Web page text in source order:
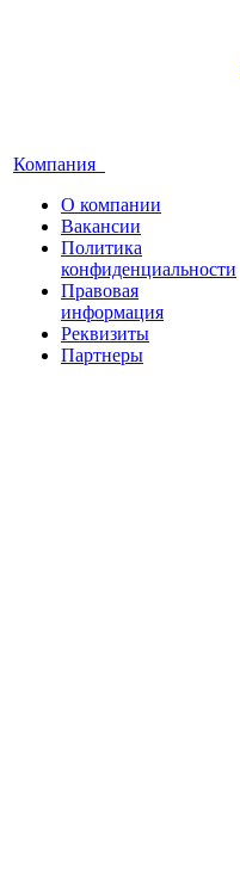
Компания
О компании
Вакансии
Политика
конфиденциальности
Правовая
информация
Реквизиты
Партнеры